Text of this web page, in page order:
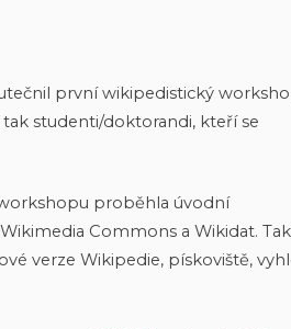
první wikipedistický
tak studenti/doktorandi, kteří se
proběhla úvodní
Commons a Wikidat.
verze Wikipedie, pískoviště,